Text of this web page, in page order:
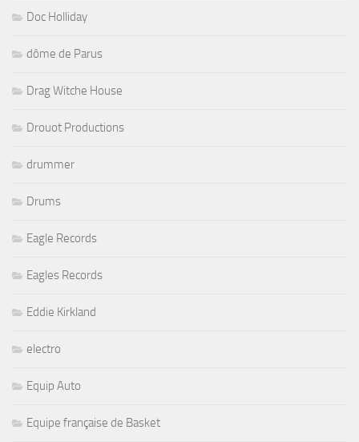
Doc Holliday
dôme de Parus
Drag Witche House
Drouot Productions
drummer
Drums
Eagle Records
Eagles Records
Eddie Kirkland
electro
Equip Auto
Equipe française de Basket